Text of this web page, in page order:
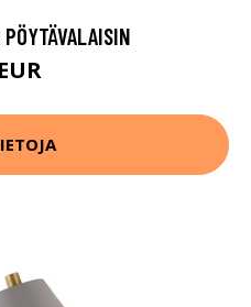
PÖYTÄVALAISIN